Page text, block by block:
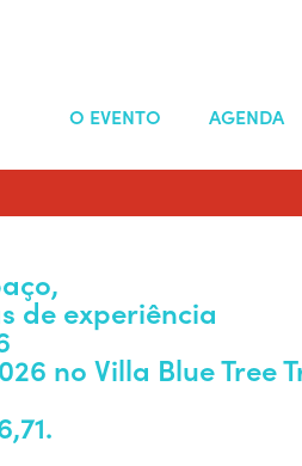
O EVENTO AGENDA
de experiência
no Villa Blue Tree